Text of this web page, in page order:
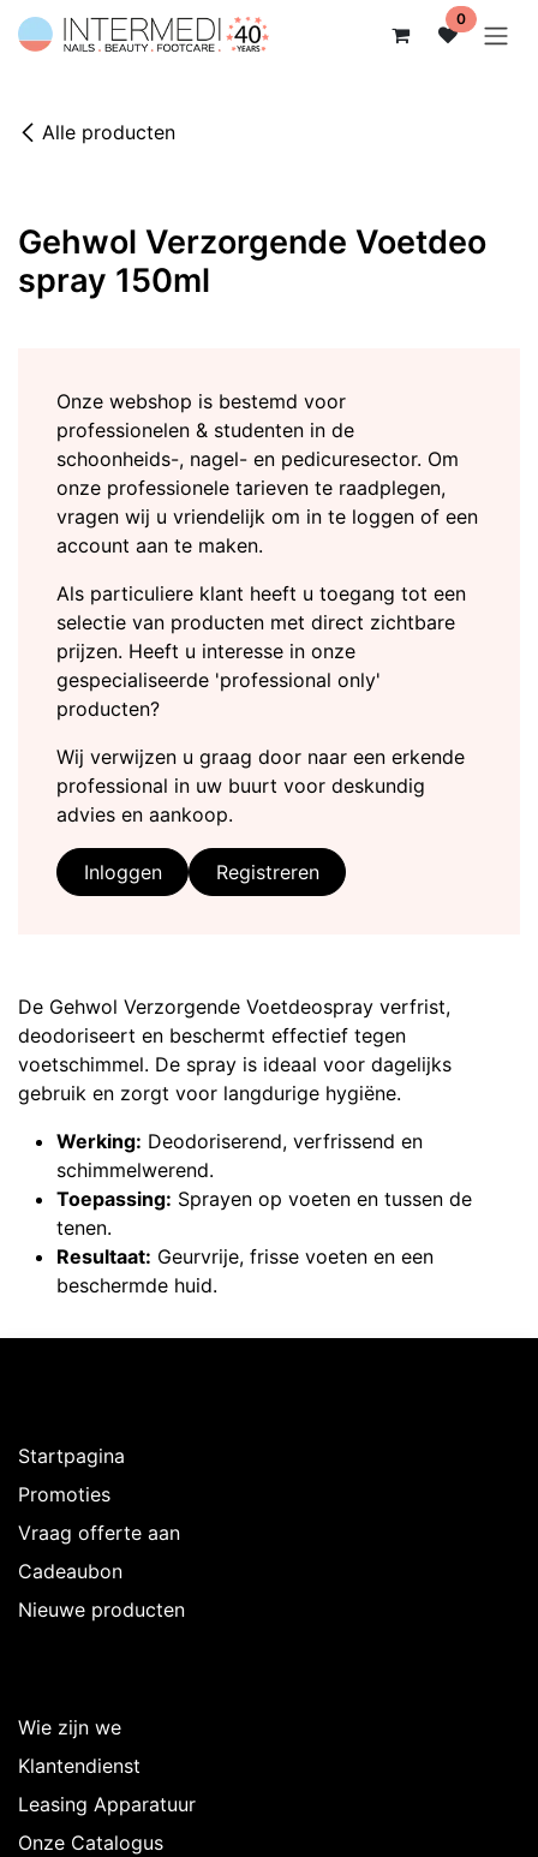
Overslaan naar inhoud 0
Alle producten
Niet op voorraad
Gehwol Verzorgende Voetdeo
spray 150ml
De Gehwol Verzorgende Voetdeospray verfrist,
deodoriseert en beschermt effectief tegen
voetschimmel. De spray is ideaal voor dagelijks
gebruik en zorgt voor langdurige hygiëne.
Werking: Deodoriserend, verfrissend en
schimmelwerend.
Toepassing: Sprayen op voeten en tussen de
tenen.
Resultaat: Geurvrije, frisse voeten en een
beschermde huid.
Onze webshop is bestemd voor
professionelen & studenten in de
schoonheids-, nagel- en pedicuresector. Om
onze professionele tarieven te raadplegen,
vragen wij u vriendelijk om in te loggen of een
account aan te maken.
Als particuliere klant heeft u toegang tot een
selectie van producten met direct zichtbare
prijzen. Heeft u interesse in onze
gespecialiseerde 'professional only'
producten?
Wij verwijzen u graag door naar een erkende
professional in uw buurt voor deskundig
advies en aankoop.
Inloggen Registreren
Startpagina
Promoties
Vraag offerte aan
Cadeaubon
Nieuwe producten
Wie zijn we
Klantendienst
Leasing Apparatuur
Onze Catalogus